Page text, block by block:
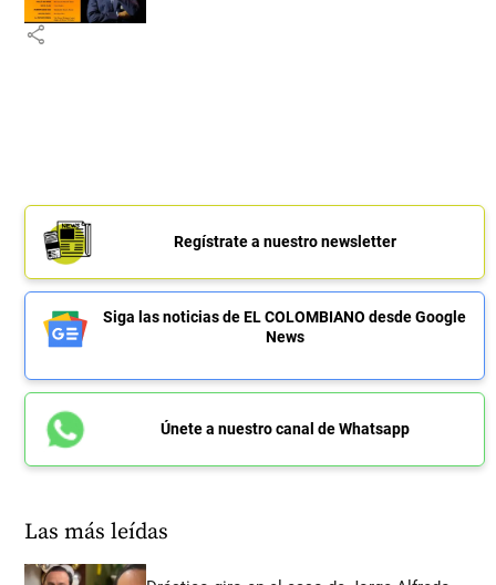
share
Regístrate a nuestro newsletter
Siga las noticias de EL COLOMBIANO desde Google
News
Únete a nuestro canal de Whatsapp
Las más leídas